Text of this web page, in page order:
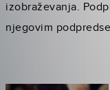
izobraževanja.
njegovim